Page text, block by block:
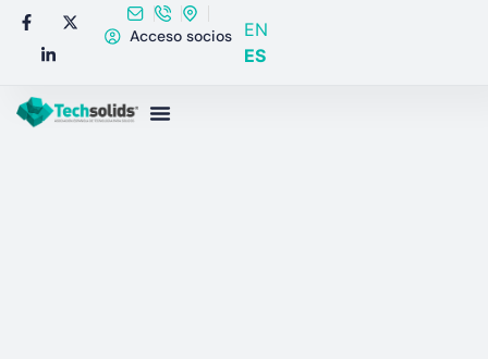
Acceso socios
EN
ES